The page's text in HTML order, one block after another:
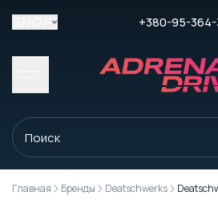
+380-95-
Главная Бренды Deatschwerks